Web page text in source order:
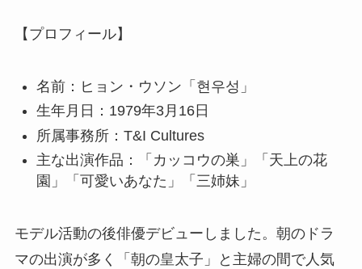
【プロフィール】
名前：ヒョン・ウソン「현우성」
生年月日：1979年3月16日
所属事務所：T&I Cultures
主な出演作品：「カッコウの巣」「天上の花
園」「可愛いあなた」「三姉妹」
モデル活動の後俳優デビューしました。朝のドラ
マの出演が多く「朝の皇太子」と主婦の間で人気